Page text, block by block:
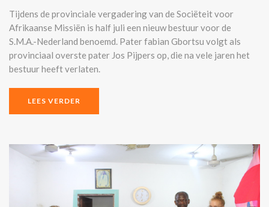
Tijdens de provinciale vergadering van de Sociëteit voor
Afrikaanse Missiën is half juli een nieuw bestuur voor de
S.M.A.-Nederland benoemd. Pater fabian Gbortsu volgt als
provinciaal overste pater Jos Pijpers op, die na vele jaren het
bestuur heeft verlaten.
LEES VERDER